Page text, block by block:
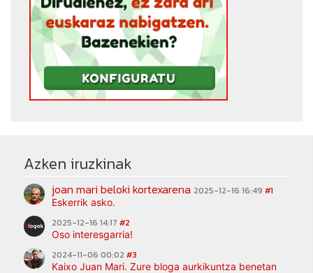
Azken iruzkinak
joan mari beloki kortexarena 2025-12-16 16:49 #1
Eskerrik asko.
2025-12-16 14:17 #2
Oso interesgarria!
2024-11-06 00:02 #3
Kaixo Juan Mari. Zure bloga aurkikuntza benetan